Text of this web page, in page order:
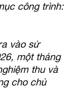
công trình:
vào sử
một tháng
thu và
cho chủ